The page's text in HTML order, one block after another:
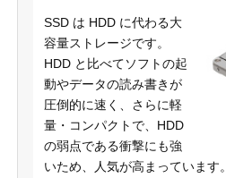
SSD は HDD に代わる大
容量ストレージです。
HDD と比べてソフトの起
動やデータの読み書きが
圧倒的に速く、さらに軽
量・コンパクトで、HDD
の弱点である衝撃にも強
いため、人気が高まっています。